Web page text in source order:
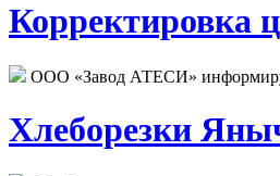
Корректировка
ООО «Завод АТЕСИ»
Хлеборезки